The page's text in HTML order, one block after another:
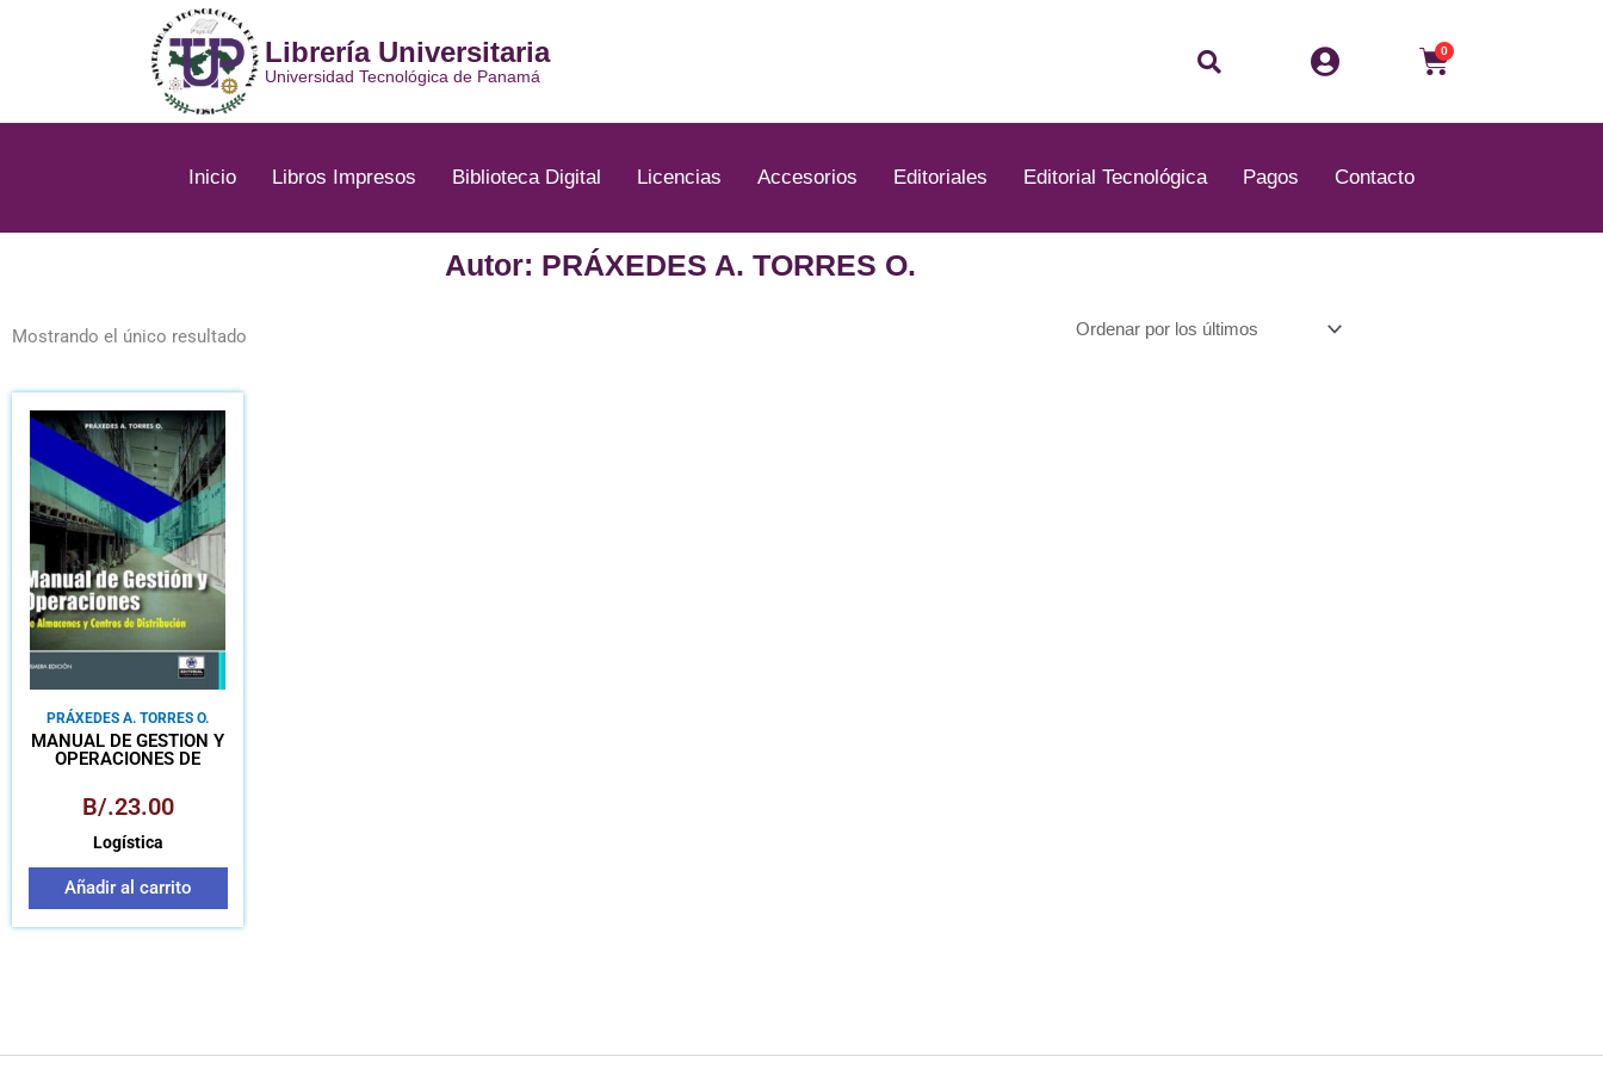
Librería Universitaria
Universidad Tecnológica de Panamá Buscar 0
Carrito
Inicio Libros Impresos Biblioteca Digital Licencias Accesorios Editoriales Editorial Tecnológica Pagos Contacto
Autor: PRÁXEDES A. TORRES O.
Mostrando el único resultado
PRÁXEDES A. TORRES O.
MANUAL DE GESTIÓN Y
OPERACIONES DE
DE DISTRIBUCIÓN
B/.23.00
Logística
Añadir al carrito